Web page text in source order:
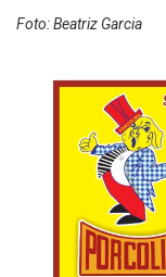
Foto: Beatriz Garcia